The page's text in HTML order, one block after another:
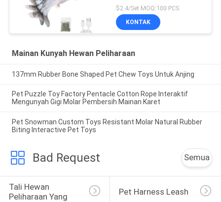
$2.4/Set MOQ:100 PCS
KONTAK
Mainan Kunyah Hewan Peliharaan
137mm Rubber Bone Shaped Pet Chew Toys Untuk Anjing
Pet Puzzle Toy Factory Pentacle Cotton Rope Interaktif
Mengunyah Gigi Molar Pembersih Mainan Karet
Pet Snowman Custom Toys Resistant Molar Natural Rubber
Biting Interactive Pet Toys
Bad Request Semua
Tali Hewan
Peliharaan Yang
Pet Harness Leash